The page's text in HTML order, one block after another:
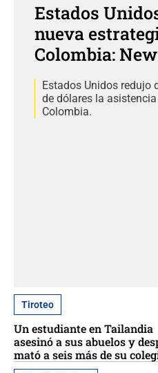
Estados
nueva
Colombia:
Estados Unidos redujo
de dólares la
Colombia.
Tiroteo
Un estudiante en Tailandia
asesinó a sus abuelos y
mató a seis más de su